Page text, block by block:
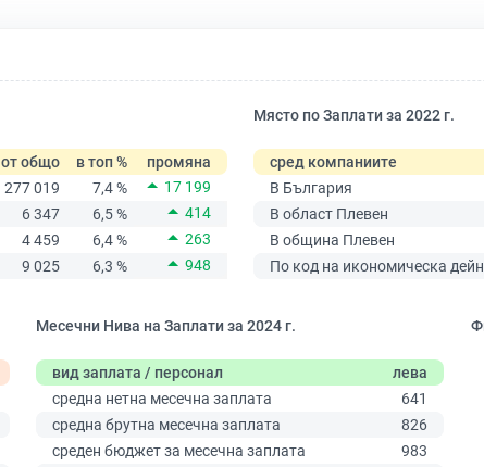
от общо в топ %
промяна
277 019 7,4 %
17 199
6 347 6,5 %
414
4 459 6,4 %
263
9 025 6,3 % 948
Място по Заплати за 2022 г.
сред компаниите
В България
В област Плевен
В община Плевен
По код на икономическа
Месечни Нива на Заплати за 2024 г.
вид заплата / персонал
лева
средна нетна месечна заплата
641
средна брутна месечна заплата
826
среден бюджет за месечна заплата
983